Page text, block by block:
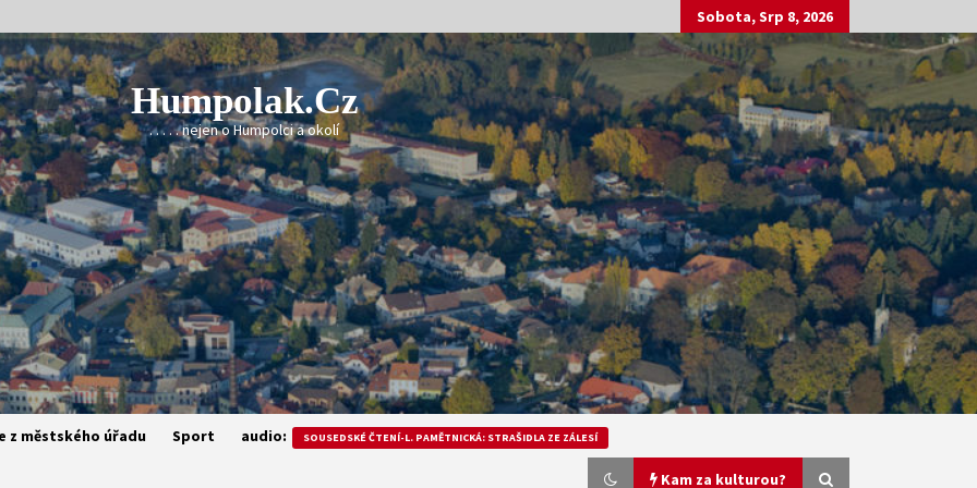
Sobota, Srp 8, 2026
Humpolak.cz
. . . . . nejen o Humpolci a okolí
z městského úřadu Sport audio: SOUSEDSKÉ ČTENÍ-L. PAMĚTNICKÁ: STRAŠIDLA ZE ZÁLESÍ
Kam za kulturou?